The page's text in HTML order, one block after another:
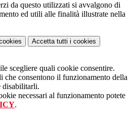
da questo utilizzati si avvalgono di
ed utili alle finalità illustrate nella
Accetta tutti i cookies
scegliere quali cookie consentire.
che consentono il funzionamento della
disabilitarli.
necessari al funzionamento potete
.